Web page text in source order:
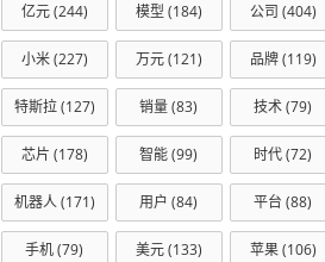
亿元(244) 模型 (184) 公司 (404)
小米(227) 万元(121) 品牌(119)
特斯拉(127) 销量(83) 技术(79)
芯片 (178) 智能(99) 时代(72)
机器人(171) 用户 (84) 平台 (88)
手机(79) 美元(133) 苹果(106)